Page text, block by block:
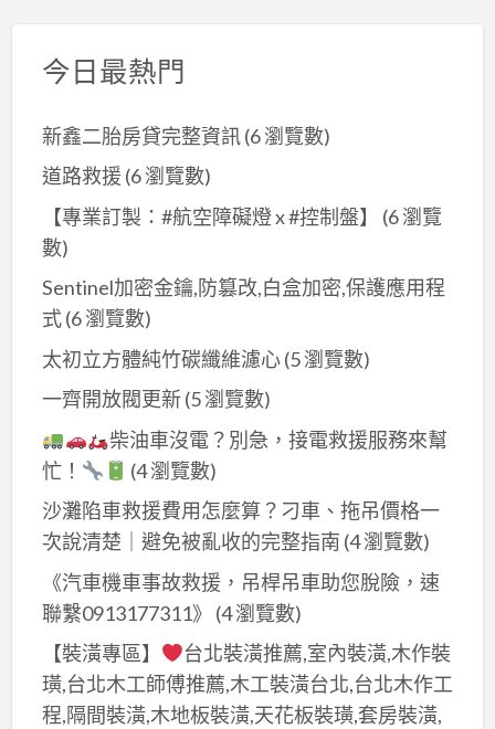
今日最熱門
新鑫二胎房貸完整資訊(6 瀏覽數)
道路救援(6 瀏覽數)
【專業訂製：#航空障礙燈 x #控制盤】
(6 瀏覽
數)
Sentinel加密金鑰,防篡改,白盒加密,保護應用程
式(6 瀏覽數)
太初立方體純竹碳纖維濾心(5 瀏覽數)
一齊開放閥更新(5 瀏覽數)
柴油車沒電？別急，接電救援服務來幫
忙！
(4 瀏覽數)
沙灘陷車救援費用怎麼算？刁車、拖吊價格一
次說清楚｜避免被亂收的完整指南 (4 瀏覽數)
《汽車機車事故救援，吊桿吊車助您脫險，速
聯繫0913177311》 (4 瀏覽數)
【裝潢專區】
台北裝潢推薦,室內裝潢,木作裝
璜,台北木工師傅推薦,木工裝潢台北,台北木作工
程,隔間裝潢,木地板裝潢,天花板裝璜,套房裝潢,